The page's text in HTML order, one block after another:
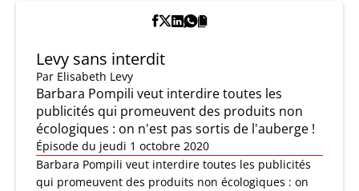
Levy sans interdit
Par Elisabeth Levy
Barbara Pompili veut interdire toutes les
publicités qui promeuvent des produits non
écologiques : on n'est pas sortis de l'auberge !
Épisode du jeudi 1 octobre 2020
Barbara Pompili veut interdire toutes les publicités
qui promeuvent des produits non écologiques : on